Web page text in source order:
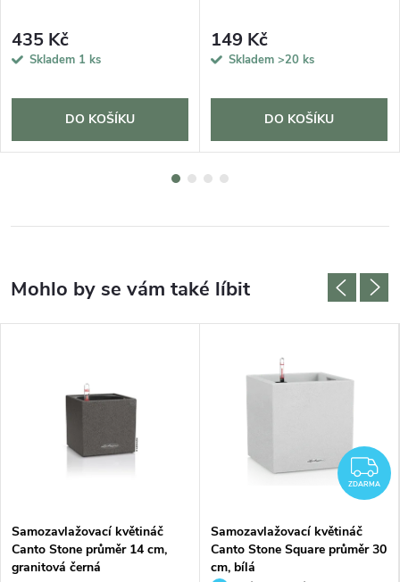
435 Kč
Skladem 1 ks
DO KOŠÍKU
149 Kč
Skladem >20 ks
DO KOŠÍKU
Samozavlažovací květináč
Canto Stone průměr 14 cm,
granitová černá
ZDARMA
Samozavlažovací květináč
Canto Stone Square průměr 30
cm, bílá